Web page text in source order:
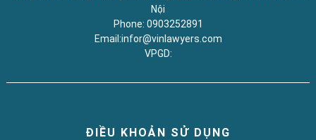
Nội
Phone: 0903252891
Email:infor@vinlawyers.com
VPGD:
ĐIỀU KHOẢN SỬ DỤNG